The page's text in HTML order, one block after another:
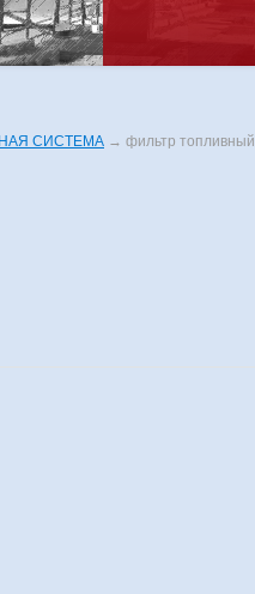
СИСТЕМА → фильтр топливный